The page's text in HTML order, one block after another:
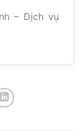
– Dịch vụ